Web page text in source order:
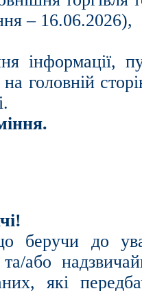
– 16.06.2026),
інформації,
головній
беручи до
або
які